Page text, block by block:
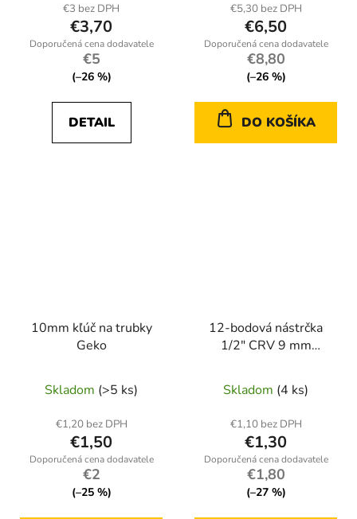
€3 bez DPH
€3,70
€5
(–26 %)
DETAIL
€5,30 bez DPH
€6,50
€8,80
(–26 %)
DO KOŠÍKA
10mm kľúč na trubky
Geko
Skladom (>5 ks)
€1,20 bez DPH
€1,50
€2
(–25 %)
12-bodová nástrčka
1/2" CRV 9 mm
Skladom (4 ks)
€1,10 bez DPH
€1,30
€1,80
(–27 %)